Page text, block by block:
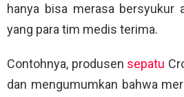
hanya bisa merasa bersyukur
yang para tim medis terima.
Contohnya, produsen sepatu
dan mengumumkan bahwa